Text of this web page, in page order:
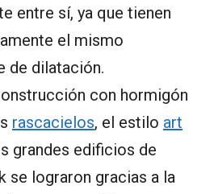
entre sí, ya que tienen
el mismo
de dilatación.
con hormigón
rascacielos, el estilo art
grandes edificios de
se lograron gracias a la